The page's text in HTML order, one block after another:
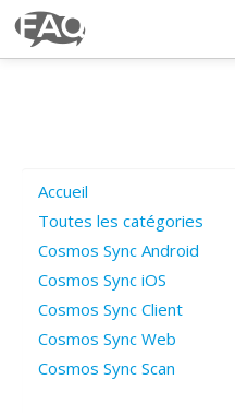
Poser une question
Questions ouvertes
Connexion
Accueil
Toutes les catégories
Cosmos Sync Android
Cosmos Sync iOS
Cosmos Sync Client
Cosmos Sync Web
Cosmos Sync Scan